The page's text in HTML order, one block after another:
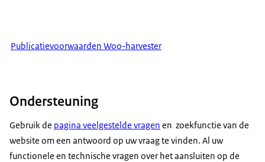
Publicatievoorwaarden Woo-harvester
Ondersteuning
Gebruik de pagina veelgestelde vragen en zoekfunctie van de
website om een antwoord op uw vraag te vinden. Al uw
functionele en technische vragen over het aansluiten op de